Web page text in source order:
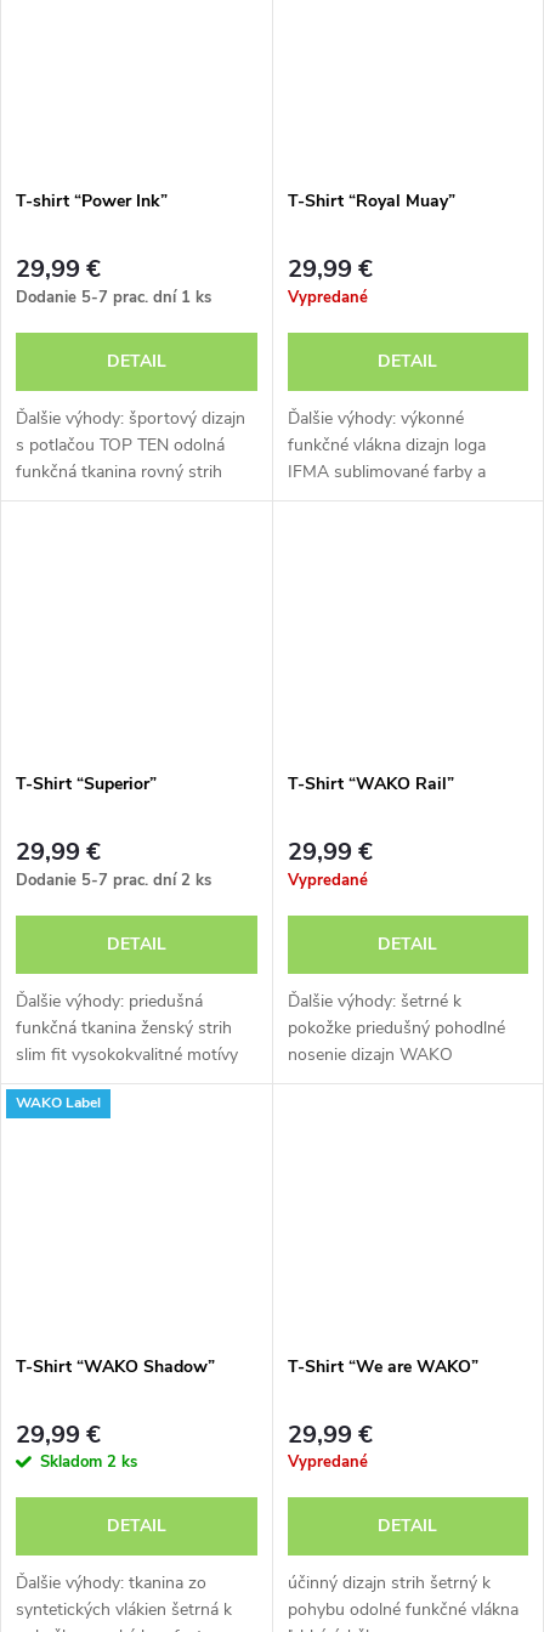
T-shirt “Power Ink”
29,99 €
Dodanie 5-7 prac. dní 1 ks
DETAIL
Ďalšie výhody: športový dizajn
s potlačou TOP TEN odolná
funkčná tkanina rovný strih
ľahko udržiavateľné vlastnosti
T-Shirt “Royal Muay”
29,99 €
Vypredané
DETAIL
Ďalšie výhody: výkonné
funkčné vlákna dizajn loga
IFMA sublimované farby a
motívy možnosť prania v
T-Shirt “Superior”
29,99 €
Dodanie 5-7 prac. dní2 ks
DETAIL
Ďalšie výhody: priedušná
funkčná tkanina ženský strih
slim fit vysokokvalitné motívy
potlače rýchle schnutie
možnosť prania v práčke
T-Shirt “WAKO Rail”
29,99 €
Vypredané
DETAIL
Ďalšie výhody: šetrné k
pokožke priedušný pohodlné
nosenie dizajn WAKO
WAKO Label
T-Shirt “WAKO Shadow”
29,99 €
Skladom 2 ks
DETAIL
Ďalšie výhody: tkanina zo
syntetických vlákien šetrná k
T-Shirt “We are WAKO”
29,99 €
Vypredané
DETAIL
účinný dizajn strih šetrný k
pohybu odolné funkčné vlákna